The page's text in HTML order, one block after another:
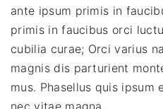
ante ipsum primis in
primis in faucibus orci
cubilia curae; Orci varius
magnis dis parturient
mus. Phasellus quis